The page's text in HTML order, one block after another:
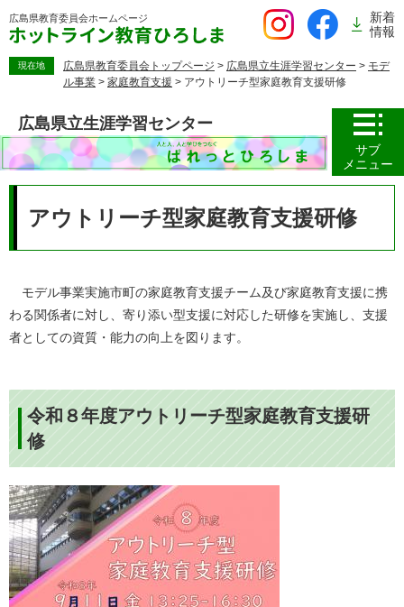
ー
す。
広島県教育委員会ホームページ
新着
情報
現在地 広島県教育委員会トップページ > 広島県立生涯学習センター > モデ
ル事業 > 家庭教育支援 > アウトリーチ型家庭教育支援研修
広島県立生涯学習センター
サブ
メニュー
アウトリーチ型家庭教育支援研修
モデル事業実施市町の家庭教育支援チーム及び家庭教育支援に携
わる関係者に対し、寄り添い型支援に対応した研修を実施し、支援
者としての資質・能力の向上を図ります。
令和８年度アウトリーチ型家庭教育支援研
修